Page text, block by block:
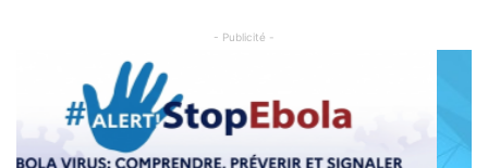
- Publicité -